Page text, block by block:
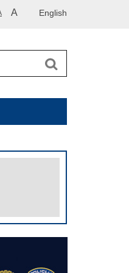
English
A